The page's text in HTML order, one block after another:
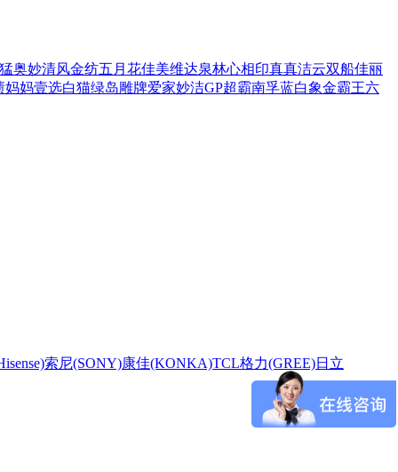
奥妙清风金纺五月花佳美维达泉林心相印真真洁云双船佳丽
妈妈壹选白猫绿岛雕牌爱家妙洁GP超霸南孚蓝白象金霸王六
索尼(SONY)康佳(KONKA)TCL格力(GREE)日立